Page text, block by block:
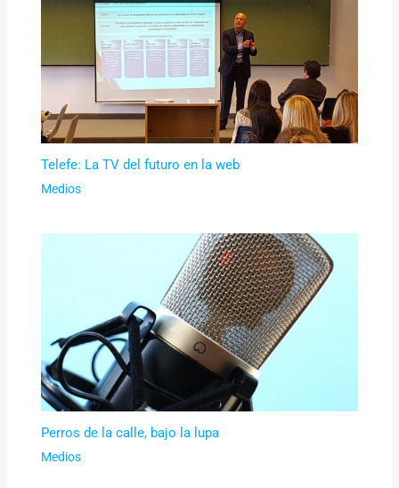
Telefe: La TV del futuro en la web
Medios
Perros de la calle, bajo la lupa
Medios